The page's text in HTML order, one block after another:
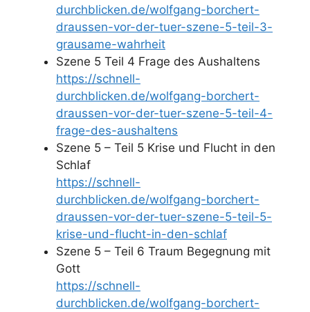
durchblicken.de/wolfgang-borchert-
draussen-vor-der-tuer-szene-5-teil-3-
grausame-wahrheit
Szene 5 Teil 4 Frage des Aushaltens
https://schnell-
durchblicken.de/wolfgang-borchert-
draussen-vor-der-tuer-szene-5-teil-4-
frage-des-aushaltens
Szene 5 – Teil 5 Krise und Flucht in den
Schlaf
https://schnell-
durchblicken.de/wolfgang-borchert-
draussen-vor-der-tuer-szene-5-teil-5-
krise-und-flucht-in-den-schlaf
Szene 5 – Teil 6 Traum Begegnung mit
Gott
https://schnell-
durchblicken.de/wolfgang-borchert-